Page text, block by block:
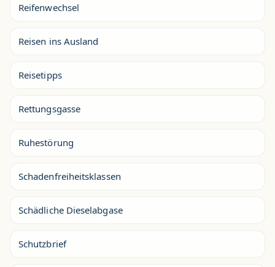
Reifenwechsel
Reisen ins Ausland
Reisetipps
Rettungsgasse
Ruhestörung
Schadenfreiheitsklassen
Schädliche Dieselabgase
Schutzbrief